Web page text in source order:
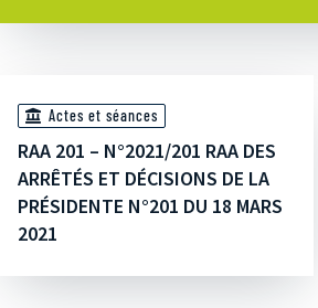
Actes et séances
RAA 201 – N°2021/201 RAA DES
ARRÊTÉS ET DÉCISIONS DE LA
PRÉSIDENTE N°201 DU 18 MARS
2021